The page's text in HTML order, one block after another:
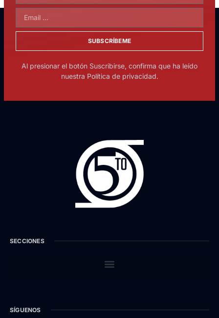
SUBSCRÍBEME
Al presionar el botón Suscribirse, confirma que ha leído
nuestra Política de privacidad.
SECCIONES
SÍGUENOS